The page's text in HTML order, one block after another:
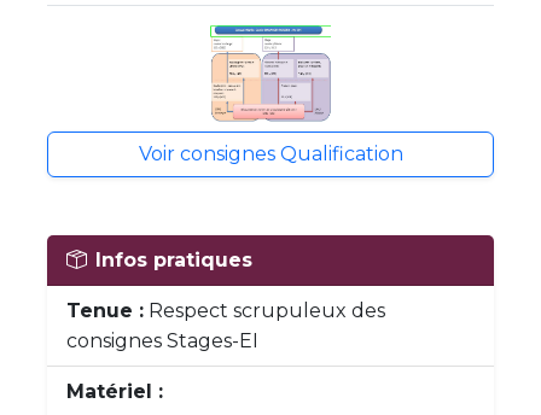
Voir consignes Qualification
Infos pratiques
Tenue : Respect scrupuleux des
consignes Stages-EI
Matériel :